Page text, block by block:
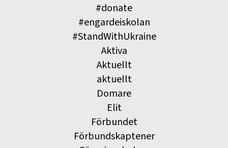
#donate
#engardeiskolan
#StandWithUkraine
Aktiva
Aktuellt
aktuellt
Domare
Elit
Förbundet
Förbundskaptener